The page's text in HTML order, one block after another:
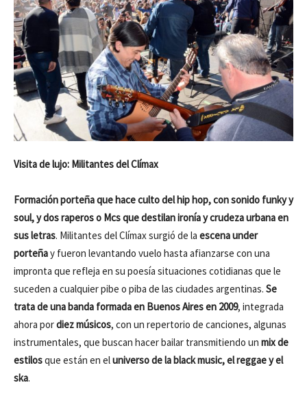
Visita de lujo: Militantes del Clímax
Formación porteña que hace culto del hip hop, con sonido funky y
soul, y dos raperos o Mcs que destilan ironía y crudeza urbana en
sus letras. Militantes del Clímax surgió de la escena under
porteñay fueron levantando vuelo hasta afianzarse con una
impronta que refleja en su poesía situaciones cotidianas que le
suceden a cualquier pibe o piba de las ciudades argentinas. Se
trata de una banda formada en Buenos Aires en 2009, integrada
ahora pordiez músicos, con un repertorio de canciones, algunas
instrumentales, que buscan hacer bailar transmitiendo un mix de
estilosque están en eluniverso de la black music, el reggae y el
ska.